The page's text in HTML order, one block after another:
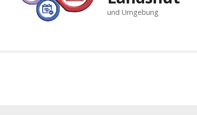
g
und Umgebung